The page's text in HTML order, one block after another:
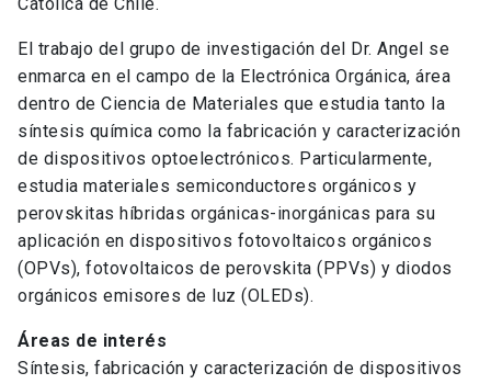
Católica de Chile.
El trabajo del grupo de investigación del Dr. Angel se
enmarca en el campo de la Electrónica Orgánica, área
dentro de Ciencia de Materiales que estudia tanto la
síntesis química como la fabricación y caracterización
de dispositivos optoelectrónicos. Particularmente,
estudia materiales semiconductores orgánicos y
perovskitas híbridas orgánicas-inorgánicas para su
aplicación en dispositivos fotovoltaicos orgánicos
(OPVs), fotovoltaicos de perovskita (PPVs) y diodos
orgánicos emisores de luz (OLEDs).
Áreas de interés
Síntesis, fabricación y caracterización de dispositivos